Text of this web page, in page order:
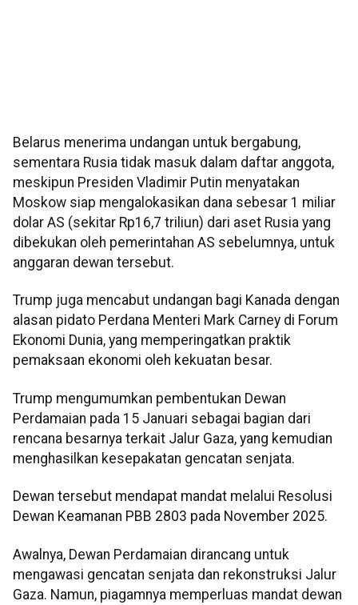
Belarus menerima undangan untuk bergabung,
sementara Rusia tidak masuk dalam daftar anggota,
meskipun Presiden Vladimir Putin menyatakan
Moskow siap mengalokasikan dana sebesar 1 miliar
dolar AS (sekitar Rp16,7 triliun) dari aset Rusia yang
dibekukan oleh pemerintahan AS sebelumnya, untuk
anggaran dewan tersebut.
Trump juga mencabut undangan bagi Kanada dengan
alasan pidato Perdana Menteri Mark Carney di Forum
Ekonomi Dunia, yang memperingatkan praktik
pemaksaan ekonomi oleh kekuatan besar.
Trump mengumumkan pembentukan Dewan
Perdamaian pada 15 Januari sebagai bagian dari
rencana besarnya terkait Jalur Gaza, yang kemudian
menghasilkan kesepakatan gencatan senjata.
Dewan tersebut mendapat mandat melalui Resolusi
Dewan Keamanan PBB 2803 pada November 2025.
Awalnya, Dewan Perdamaian dirancang untuk
mengawasi gencatan senjata dan rekonstruksi Jalur
Gaza. Namun, piagamnya memperluas mandat dewan